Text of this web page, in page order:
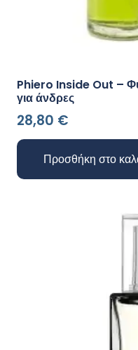
Phiero Inside Out –
για άνδρες
28,80 €
Προσθήκη στο